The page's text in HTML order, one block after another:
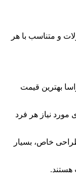
و متناسب با هر
بهترین قیمت
مورد نیاز هر فرد
خاص، بسیار
هستند.